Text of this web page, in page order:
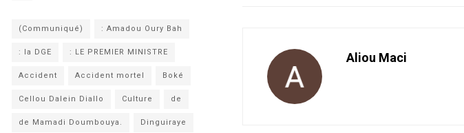
Aliou Maci
(Communiqué) : Amadou Oury Bah
: la DGE : LE PREMIER MINISTRE
Accident Accident mortel Boké
Cellou Dalein Diallo Culture de
de Mamadi Doumbouya. Dinguiraye